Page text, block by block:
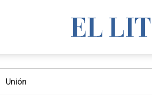
Unión